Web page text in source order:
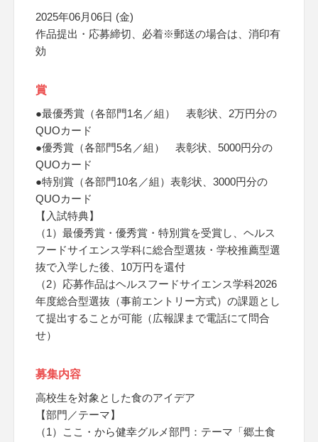
2025年06月06日 (金)
作品提出・応募締切、必着※郵送の場合は、消印有
効
賞
●最優秀賞（各部門1名／組） 表彰状、2万円分の
QUOカード
●優秀賞（各部門5名／組） 表彰状、5000円分の
QUOカード
●特別賞（各部門10名／組）表彰状、3000円分の
QUOカード
【入試特典】
（1）最優秀賞・優秀賞・特別賞を受賞し、ヘルス
フードサイエンス学科に総合型選抜・学校推薦型選
抜で入学した後、10万円を還付
（2）応募作品はヘルスフードサイエンス学科2026
年度総合型選抜（事前エントリー方式）の課題とし
て提出することが可能（広報課まで電話にて問合
せ）
募集内容
高校生を対象とした食のアイデア
【部門／テーマ】
（1）ここ・から健幸グルメ部門：テーマ「郷土食